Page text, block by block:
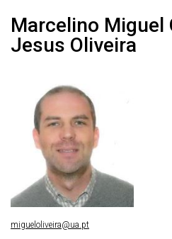
Marcelino Miguel Guedes de
Jesus Oliveira
migueloliveira@ua.pt